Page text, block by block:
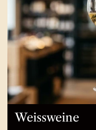
Weissweine